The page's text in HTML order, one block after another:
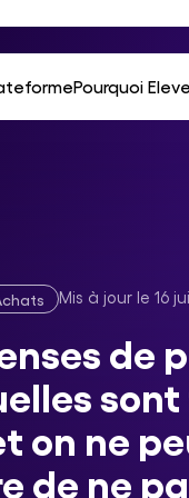
à votre
votre
Pourquoi
Une
Anticiper
Mis à jour le 16
de
sont
on ne
de ne